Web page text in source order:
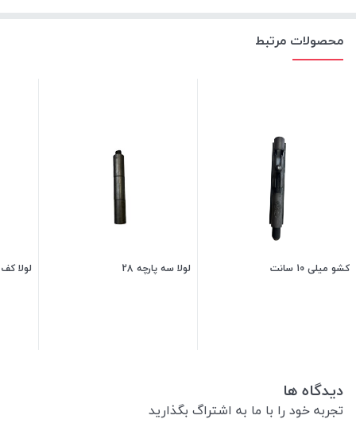
محصولات مرتبط
کشو میلی 10 سانت لولا سه پارچه 28 لولا
دیدگاه ها
تجربه خود را با ما به اشتراگ بگذارید